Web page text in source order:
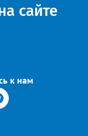
сайте
к нам